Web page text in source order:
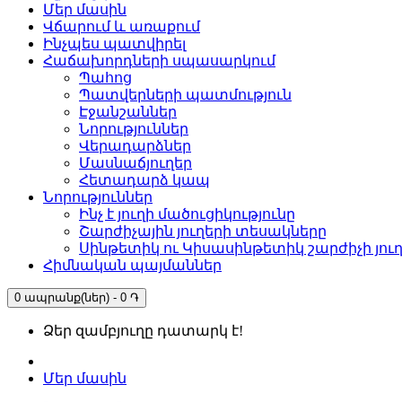
Մեր մասին
Վճարում և առաքում
Ինչպես պատվիրել
Հաճախորդների սպասարկում
Պահոց
Պատվերների պատմություն
Էջանշաններ
Նորություններ
Վերադարձներ
Մասնաճյուղեր
Հետադարձ կապ
Նորություններ
Ինչ է յուղի մածուցիկությունը
Շարժիչային յուղերի տեսակները
Սինթետիկ ու Կիսասինթետիկ շարժիչի
Հիմնական պայմաններ
0 ապրանք(ներ) - 0 ֏
Ձեր զամբյուղը դատարկ է!
Մեր մասին